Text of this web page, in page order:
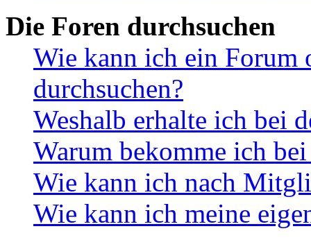
Die Foren durchsuchen
Wie kann ich ein Forum
durchsuchen?
Weshalb erhalte ich bei
Warum bekomme ich
Wie kann ich nach
Wie kann ich meine